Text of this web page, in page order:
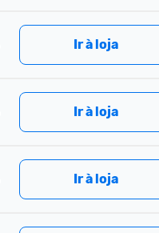
Ir à loja
Ir à loja
Ir à loja